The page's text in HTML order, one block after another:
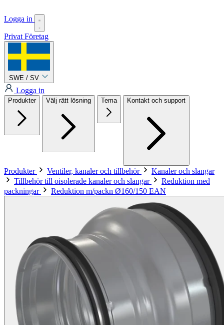
Logga in
Privat Företag
SWE / SV
Logga in
Produkter Välj rätt lösning Tema Kontakt och support
Produkter Ventiler, kanaler och tillbehör
Kanaler och slangar
Tillbehör till oisolerade kanaler och slangar
Reduktion med
packningar
Reduktion m/packn Ø160/150 EAN